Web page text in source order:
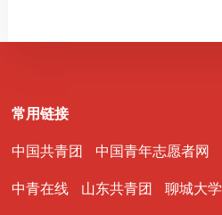
常用链接
中国共青团 中国青年志愿者网
中青在线 山东共青团 聊城大学